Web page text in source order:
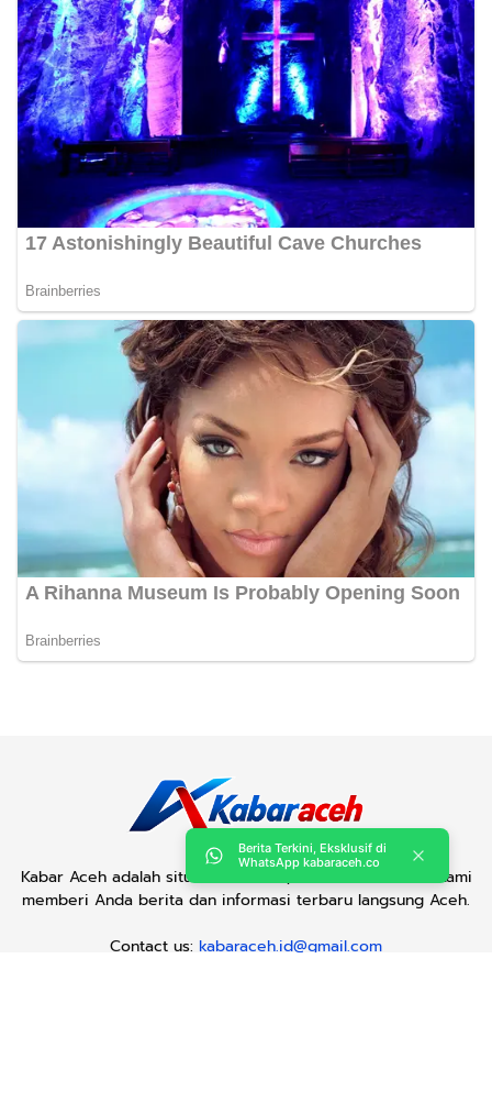
Kabar Aceh adalah situs web Berita, dan hiburan Anda. Kami
memberi Anda berita dan informasi terbaru langsung Aceh.
Contact us: kabaraceh.id@gmail.com
Berita Terkini, Eksklusif di
WhatsApp kabaraceh.co